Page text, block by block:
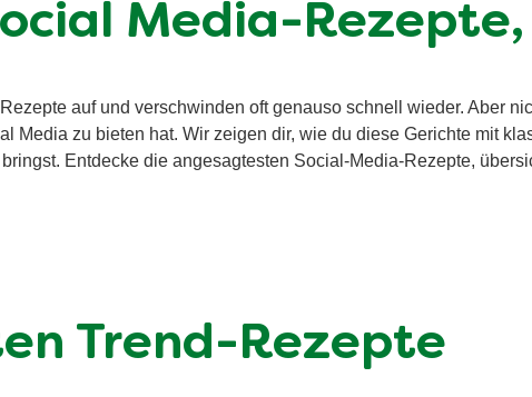
Media-
auf und verschwinden oft genauso schnell wieder. Aber
Media zu bieten hat. Wir zeigen dir, wie du diese Gerichte mit
Entdecke die angesagtesten Social-Media-Rezepte,
Trend-Rezepte